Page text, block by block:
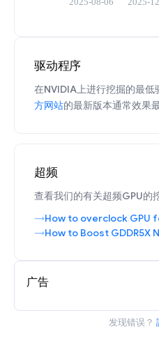
驱动程序
在NVIDIA上进行挖掘的最低
方网站的最新版本通常效果最
超频
查看我们的有关超频GPU的
How to overclock GPU
How to Boost GDDR5X
广告
发现错误？